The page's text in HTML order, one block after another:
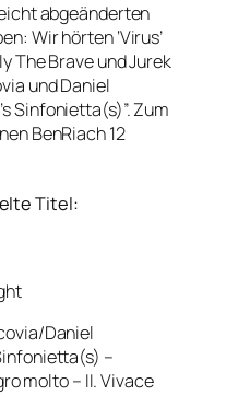
abgeänderten
Wir hörten ‘Virus’
The Brave und Jurek
und Daniel
Sinfonietta(s)”. Zum
BenRiach 12
Titel:
Daniel
–
molto – II. Vivace